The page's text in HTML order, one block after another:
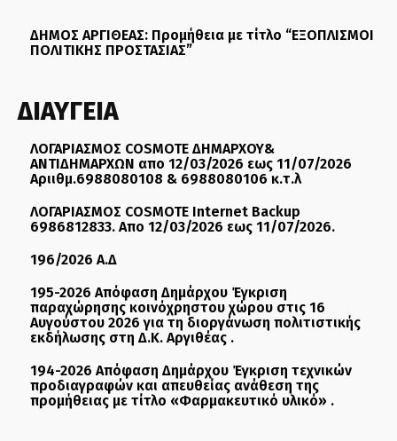
ΔΗΜΟΣ ΑΡΓΙΘΕΑΣ: Προμήθεια με τίτλο “ΕΞΟΠΛΙΣΜΟΙ
ΠΟΛΙΤΙΚΗΣ ΠΡΟΣΤΑΣΙΑΣ”
ΔΙΑΥΓΕΙΑ
ΛΟΓΑΡΙΑΣΜΟΣ COSMOTE ΔΗΜΑΡΧΟΥ&
ΑΝΤΙΔΗΜΑΡΧΩΝ απο 12/03/2026 εως 11/07/2026
Αριιθμ.6988080108 & 6988080106 κ.τ.λ
ΛΟΓΑΡΙΑΣΜΟΣ COSMOTE Internet Backup
6986812833. Απο 12/03/2026 εως 11/07/2026.
196/2026 Α.Δ
195-2026 Απόφαση Δημάρχου Έγκριση
παραχώρησης κοινόχρηστου χώρου στις 16
Αυγούστου 2026 για τη διοργάνωση πολιτιστικής
εκδήλωσης στη Δ.Κ. Αργιθέας .
194-2026 Απόφαση Δημάρχου Έγκριση τεχνικών
προδιαγραφών και απευθείας ανάθεση της
προμήθειας με τίτλο «Φαρμακευτικό υλικό» .